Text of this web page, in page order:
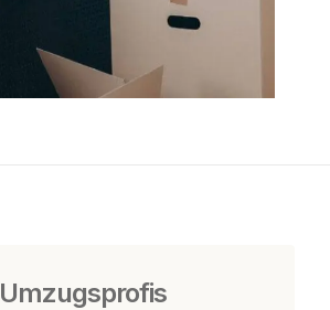
Umzugsprofis